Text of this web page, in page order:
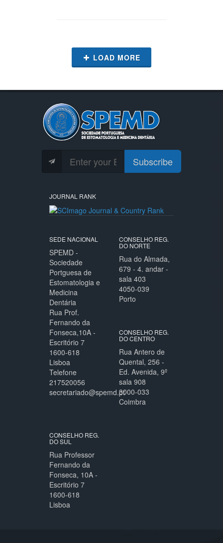
LOAD MORE
Subscribe
JOURNAL RANK
SEDE NACIONAL
SPEMD -
Sociedade
Portguesa de
Estomatologia e
Medicina
Dentária
Rua Prof.
Fernando da
Fonseca,10A -
Escritório 7
1600-618
Lisboa
Telefone
217520056
secretariado@spemd.pt
CONSELHO REG.
DO NORTE
Rua do Almada,
679 - 4. andar -
sala 403
4050-039
Porto
CONSELHO REG.
DO CENTRO
Rua Antero de
Quental, 256 -
Ed. Avenida, 9º
sala 908
3000-033
Coimbra
CONSELHO REG.
DO SUL
Rua Professor
Fernando da
Fonseca, 10A -
Escritório 7
1600-618
Lisboa